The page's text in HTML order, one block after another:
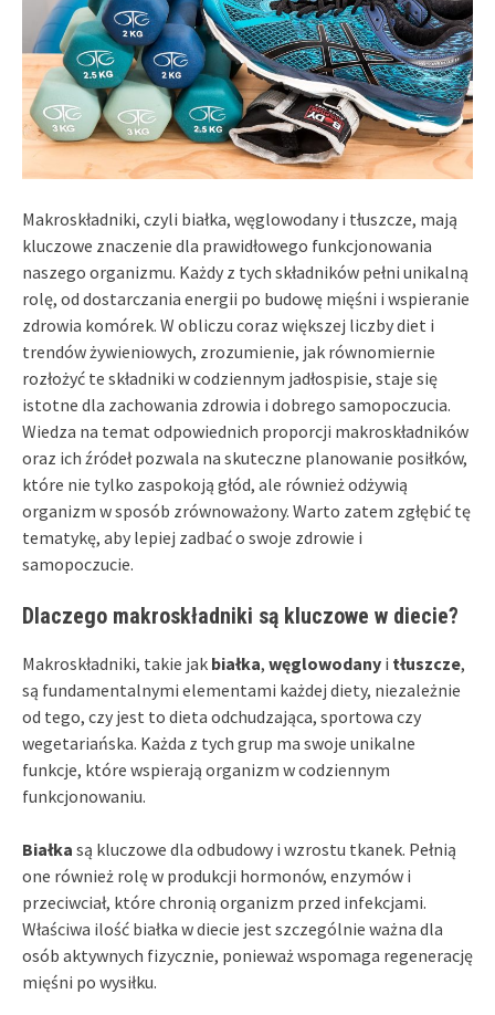
Makroskładniki, czyli białka, węglowodany i tłuszcze, mają
kluczowe znaczenie dla prawidłowego funkcjonowania
naszego organizmu. Każdy z tych składników pełni unikalną
rolę, od dostarczania energii po budowę mięśni i wspieranie
zdrowia komórek. W obliczu coraz większej liczby diet i
trendów żywieniowych, zrozumienie, jak równomiernie
rozłożyć te składniki w codziennym jadłospisie, staje się
istotne dla zachowania zdrowia i dobrego samopoczucia.
Wiedza na temat odpowiednich proporcji makroskładników
oraz ich źródeł pozwala na skuteczne planowanie posiłków,
które nie tylko zaspokoją głód, ale również odżywią
organizm w sposób zrównoważony. Warto zatem zgłębić tę
tematykę, aby lepiej zadbać o swoje zdrowie i
samopoczucie.
Dlaczego makroskładniki są kluczowe w diecie?
Makroskładniki, takie jak białka, węglowodany i tłuszcze,
są fundamentalnymi elementami każdej diety, niezależnie
od tego, czy jest to dieta odchudzająca, sportowa czy
wegetariańska. Każda z tych grup ma swoje unikalne
funkcje, które wspierają organizm w codziennym
funkcjonowaniu.
Białka są kluczowe dla odbudowy i wzrostu tkanek. Pełnią
one również rolę w produkcji hormonów, enzymów i
przeciwciał, które chronią organizm przed infekcjami.
Właściwa ilość białka w diecie jest szczególnie ważna dla
osób aktywnych fizycznie, ponieważ wspomaga regenerację
mięśni po wysiłku.